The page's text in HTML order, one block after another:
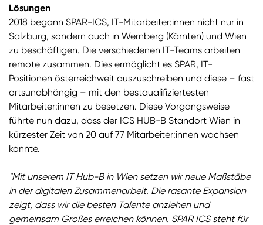
Lösungen
2018 begann SPAR-ICS, IT-Mitarbeiter:innen nicht nur in
Salzburg, sondern auch in Wernberg (Kärnten) und Wien
zu beschäftigen. Die verschiedenen IT-Teams arbeiten
remote zusammen. Dies ermöglicht es SPAR, IT-
Positionen österreichweit auszuschreiben und diese – fast
ortsunabhängig – mit den bestqualifiziertesten
Mitarbeiter:innen zu besetzen. Diese Vorgangsweise
führte nun dazu, dass der ICS HUB-B Standort Wien in
kürzester Zeit von 20 auf 77 Mitarbeiter:innen wachsen
konnte.
"Mit unserem IT Hub-B in Wien setzen wir neue Maßstäbe
in der digitalen Zusammenarbeit. Die rasante Expansion
zeigt, dass wir die besten Talente anziehen und
gemeinsam Großes erreichen können. SPAR ICS steht für